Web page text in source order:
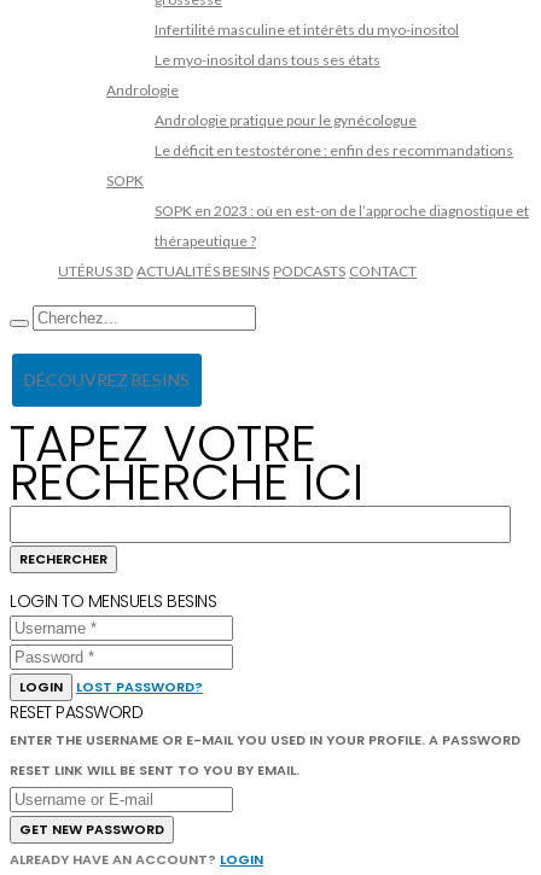
Infertilité masculine et intérêts du myo-inositol
Le myo-inositol dans tous ses états
Andrologie
Andrologie pratique pour le gynécologue
Le déficit en testostérone : enfin des recommandations
SOPK
SOPK en 2023 : où en est-on de l’approche diagnostique et
thérapeutique ?
UTÉRUS 3D ACTUALITÉS BESINS PODCASTS CONTACT
DÉCOUVREZ BESINS
TAPEZ VOTRE
RECHERCHE ICI
LOGIN TO MENSUELS BESINS
LOGIN LOST PASSWORD?
RESET PASSWORD
ENTER THE USERNAME OR E-MAIL YOU USED IN YOUR PROFILE. A PASSWORD
RESET LINK WILL BE SENT TO YOU BY EMAIL.
GET NEW PASSWORD
ALREADY HAVE AN ACCOUNT? LOGIN